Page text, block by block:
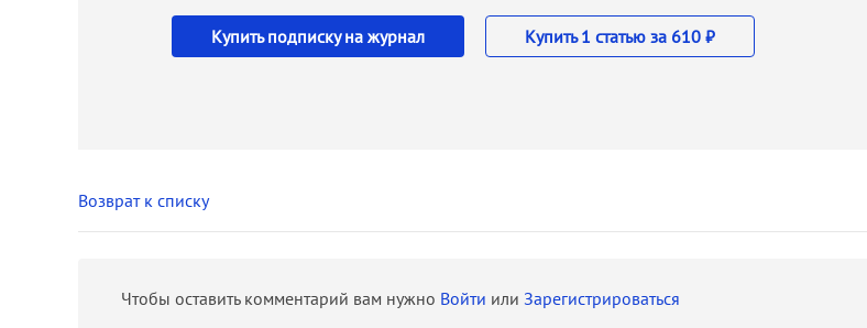
Купить подписку на журнал Купить 1 статью за 610 ₽
Возврат к списку
Чтобы оставить комментарий вам нужно Войти или Зарегистрироваться